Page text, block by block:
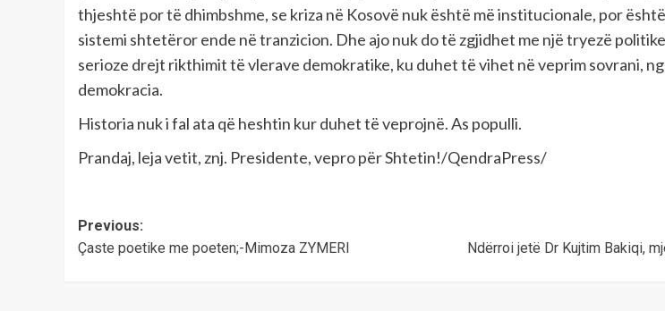
thjeshtë por të dhimbshme, se kriza në Kosovë nuk është më institucionale, por
sistemi shtetëror ende në tranzicion. Dhe ajo nuk do të zgjidhet me një tryezë
serioze drejt rikthimit të vlerave demokratike, ku duhet të vihet në veprim sovrani,
demokracia.
Historia nuk i fal ata që heshtin kur duhet të veprojnë. As populli.
Prandaj, leja vetit, znj. Presidente, vepro për Shtetin!/QendraPress/
Post
navigation
Previous:
Çaste poetike me poeten;-Mimoza ZYMERI
Ndërroi jetë Dr Kujtim Bakiqi,